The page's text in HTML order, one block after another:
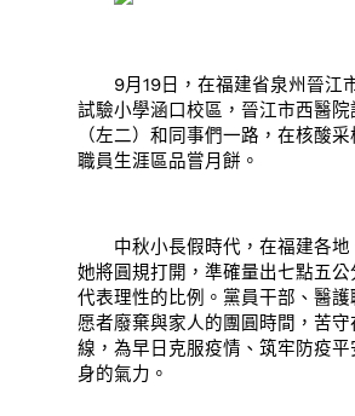
9月19日，在福建省泉州晉江
試驗小學涵口校區，晉江市西醫院
（左二）和同事們一路，在核酸
職員生涯區品嘗月餅。
中秋小長假時代，在福建各地
她將圓規打開，準確量出七點五
代表理性的比例。黨員干部、醫
愿者廢棄與家人的團圓時間，苦
線，為早日克服疫情、筑牢防疫
身的氣力。